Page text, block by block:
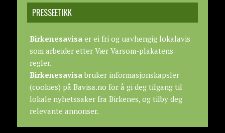
PRESSEETIKK
Birkenesavisaer ei fri og uavhengig lokalavis
som arbeider etter Vær Varsom-plakatens
regler.
Birkenesavisabruker informasjonskapsler
(cookies) på Bavisa.no for å gi deg tilgang til
lokale nyhetssaker fra Birkenes, og tilby deg
relevante annonser.